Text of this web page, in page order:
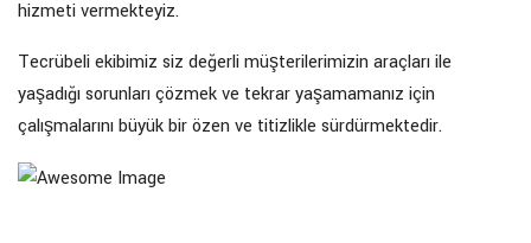
hizmeti vermekteyiz.
Tecrübeli ekibimiz siz değerli müşterilerimizin araçları ile
yaşadığı sorunları çözmek ve tekrar yaşamamanız için
çalışmalarını büyük bir özen ve titizlikle sürdürmektedir.